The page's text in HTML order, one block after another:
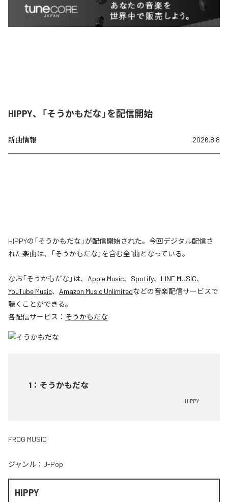
HIPPY、「そうかもだな」を配信開始
新曲情報 2026.8.8
HIPPYの「そうかもだな」が配信開始された。今回デジタル配信さ
れた楽曲は、「そうかもだな」を含む全1曲となっている。
なお「そうかもだな 」は、 Apple Music、 Spotify、 LINE MUSIC、
YouTube Music、 Amazon Music Unlimitedなどの音楽配信サービスで
聴くことができる。
各配信サービス： そうかもだな
1 ： そうかもだな
HIPPY
FROG MUSIC
ジャンル： J-Pop
HIPPY